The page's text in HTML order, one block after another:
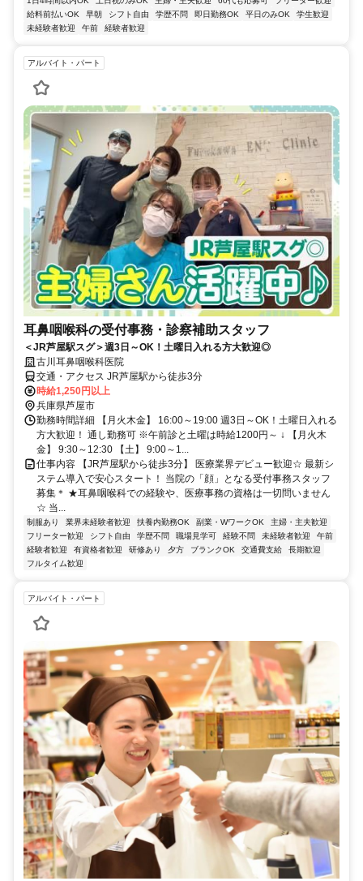
給料前払いOK
早朝 シフト自由 学歴不問 即日勤務OK 平日のみOK
学生歓迎
未経験者歓迎
午前 経験者歓迎
アルバイト・パート
耳鼻咽喉科の受付事務・診察補助スタッフ
＜JR芦屋駅スグ＞週3日～OK！土曜日入れる方大歓迎◎
古川耳鼻咽喉科医院
交通・アクセス JR芦屋駅から徒歩3分
時給1,250円以上
兵庫県芦屋市
勤務時間詳細 【月火木金】 16:00～19:00 週3日～OK！土曜日入れる
方大歓迎！ 通し勤務可 ※午前診と土曜は時給1200円～ ↓ 【月火木
金】 9:30～12:30 【土】 9:00～1...
仕事内容 【JR芦屋駅から徒歩3分】 医療業界デビュー歓迎☆ 最新シ
ステム導入で安心スタート！ 当院の「顔」となる受付事務スタッフ
募集＊ ★耳鼻咽喉科での経験や、医療事務の資格は一切問いません
☆ 当...
制服あり 業界未経験者歓迎 扶養内勤務OK 副業・WワークOK
主婦・主夫歓迎
フリーター歓迎
シフト自由 学歴不問 職場見学可 経験不問 未経験者歓迎
午前
経験者歓迎
有資格者歓迎 研修あり 夕方 ブランクOK 交通費支給
長期歓迎
フルタイム歓迎
アルバイト・パート